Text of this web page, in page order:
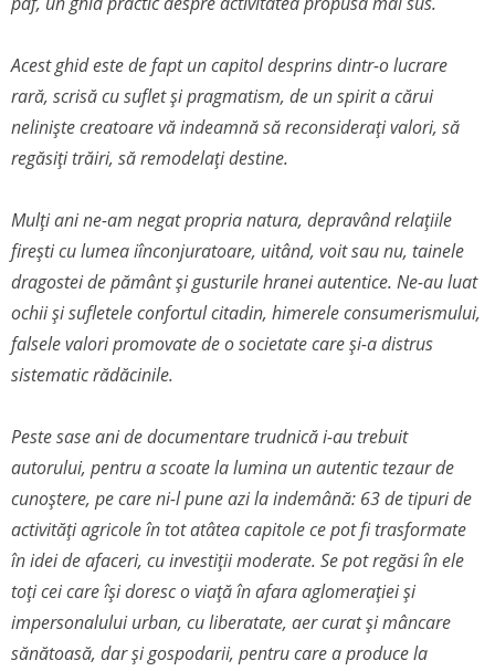
Acest ghid este de fapt un capitol desprins dintr-o lucrare
rară, scrisă cu suflet și pragmatism, de un spirit a cărui
neliniște creatoare vă indeamnă să reconsiderați valori, să
regăsiți trăiri, să remodelați destine.
Mulți ani ne-am negat propria natura, depravând relațiile
firești cu lumea iînconjuratoare, uitând, voit sau nu, tainele
dragostei de pământ și gusturile hranei autentice. Ne-au luat
ochii și sufletele confortul citadin, himerele consumerismului,
falsele valori promovate de o societate care și-a distrus
sistematic rădăcinile.
Peste sase ani de documentare trudnică i-au trebuit
autorului, pentru a scoate la lumina un autentic tezaur de
cunoștere, pe care ni-l pune azi la indemână: 63 de tipuri de
activități agricole în tot atâtea capitole ce pot fi trasformate
în idei de afaceri, cu investiții moderate. Se pot regăsi în ele
toți cei care își doresc o viață în afara aglomerației și
impersonalului urban, cu liberatate, aer curat și mâncare
sănătoasă, dar și gospodarii, pentru care a produce la